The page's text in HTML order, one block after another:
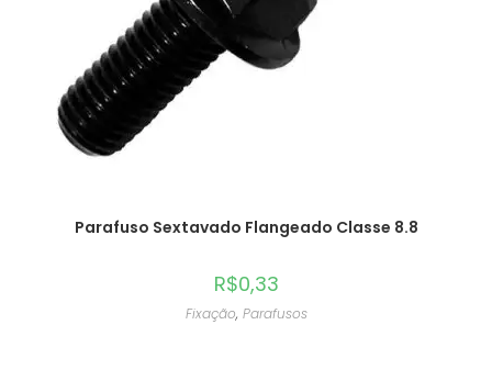
Parafuso Sextavado Flangeado Classe 8.8
R$0,33
Fixação, Parafusos